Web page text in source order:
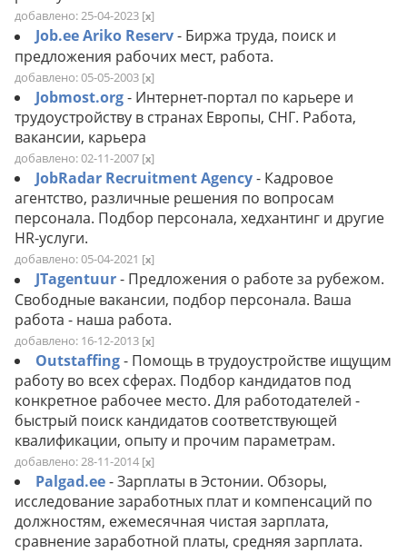
добавлено: 25-04-2023 [x]
Job.ee Ariko Reserv- Биржа труда, поиск и
предложения рабочих мест, работа.
добавлено: 05-05-2003 [x]
Jobmost.org- Интернет-портал по карьере и
трудоустройству в странах Европы, СНГ. Работа,
вакансии, карьера
добавлено: 02-11-2007 [x]
JobRadar Recruitment Agency- Кадровое
агентство, различные решения по вопросам
персонала. Подбор персонала, хедхантинг и другие
HR-услуги.
добавлено: 05-04-2021 [x]
JTagentuur- Предложения о работе за рубежом.
Свободные вакансии, подбор персонала. Ваша
работа - наша работа.
добавлено: 16-12-2013 [x]
Outstaffing- Помощь в трудоустройстве ищущим
работу во всех сферах. Подбор кандидатов под
конкретное рабочее место. Для работодателей -
быстрый поиск кандидатов соответствующей
квалификации, опыту и прочим параметрам.
добавлено: 28-11-2014 [x]
Palgad.ee- Зарплаты в Эстонии. Обзоры,
исследование заработных плат и компенсаций по
должностям, ежемесячная чистая зарплата,
сравнение заработной платы, средняя зарплата.